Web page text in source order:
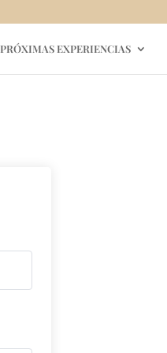
PRÓXIMAS EXPERIENCIAS